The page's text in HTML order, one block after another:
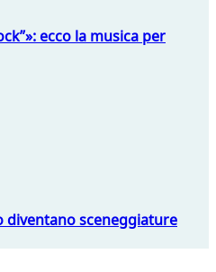
ecco la musica per
diventano sceneggiature